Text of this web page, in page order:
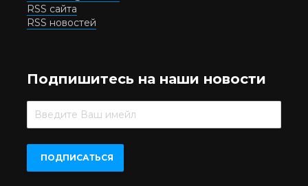
RSS сайта
RSS новостей
Подпишитесь на наши новости